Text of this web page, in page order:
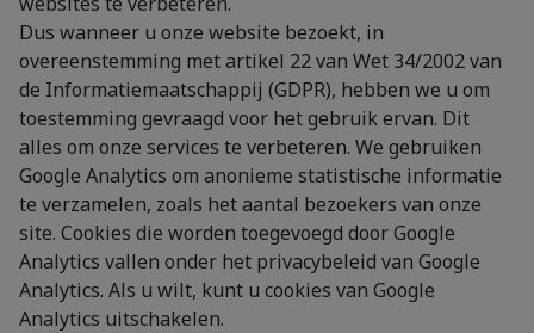
Dus wanneer u onze website bezoekt, in
overeenstemming met artikel 22 van Wet 34/2002 van
de Informatiemaatschappij (GDPR), hebben we u om
toestemming gevraagd voor het gebruik ervan. Dit
alles om onze services te verbeteren. We gebruiken
Google Analytics om anonieme statistische informatie
te verzamelen, zoals het aantal bezoekers van onze
site. Cookies die worden toegevoegd door Google
Analytics vallen onder het privacybeleid van Google
Analytics. Als u wilt, kunt u cookies van Google
Analytics uitschakelen.